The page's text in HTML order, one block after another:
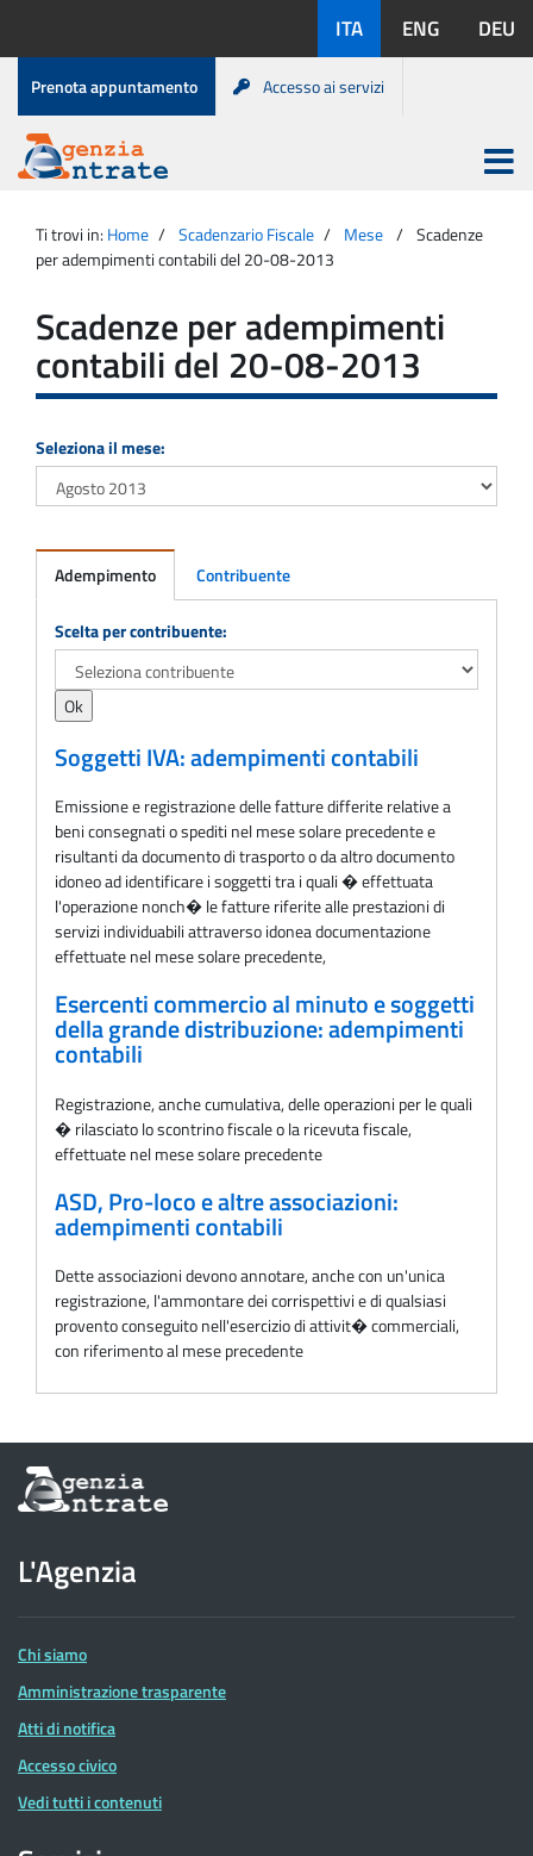
contenuto
disponibili:
ITA ENG DEU
Menu
di
servizio
Prenota appuntamento Accesso ai servizi
Agenzia
Entrate
Apri
menu
principale
Ti trovi in: Home Scadenzario Fiscale Mese
Scadenze
per adempimenti contabili del 20-08-2013
Scadenze per adempimenti
contabili del 20-08-2013
Seleziona il mese:
Adempimento Contribuente
Adempimento
Scelta per contribuente:
Soggetti IVA: adempimenti contabili
Emissione e registrazione delle fatture differite relative a
beni consegnati o spediti nel mese solare precedente e
risultanti da documento di trasporto o da altro documento
idoneo ad identificare i soggetti tra i quali � effettuata
l'operazione nonch� le fatture riferite alle prestazioni di
servizi individuabili attraverso idonea documentazione
effettuate nel mese solare precedente,
Esercenti commercio al minuto e soggetti
della grande distribuzione: adempimenti
contabili
Registrazione, anche cumulativa, delle operazioni per le quali
� rilasciato lo scontrino fiscale o la ricevuta fiscale,
effettuate nel mese solare precedente
ASD, Pro-loco e altre associazioni:
adempimenti contabili
Dette associazioni devono annotare, anche con un'unica
registrazione, l'ammontare dei corrispettivi e di qualsiasi
provento conseguito nell'esercizio di attivit� commerciali,
con riferimento al mese precedente
Informazioni
sul
dell'Agenzia
delle
Entrate
L'Agenzia
Chi siamo
Amministrazione trasparente
Atti di notifica
Accesso civico
Vedi tutti i contenuti